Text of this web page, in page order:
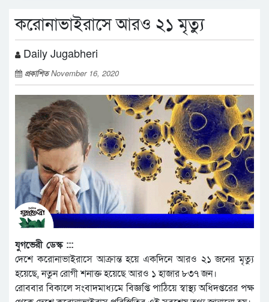
করোনাভাইরাসে আরও ২১ মৃত্যু
Daily Jugabheri
প্রকাশিতNovember 16, 2020
যুগভেরী ডেস্ক :::
দেশে করোনাভাইরাসে আক্রান্ত হয়ে একদিনে আরও ২১ জনের মৃত্যু
হয়েছে, নতুন রোগী শনাক্ত হয়েছে আরও ১ হাজার ৮৩৭ জন।
রোববার বিকালে সংবাদমাধ্যমে বিজ্ঞপ্তি পাঠিয়ে স্বাস্থ্য অধিদপ্তরের পক্ষ